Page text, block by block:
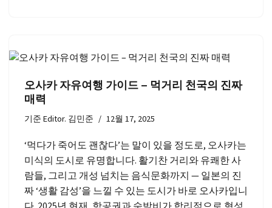
오사카 자유여행 가이드 – 먹거리 천국의 진짜
매력
기준Editor. 김민준 12월 17, 2025
‘먹다가 죽어도 괜찮다’는 말이 있을 정도로, 오사카는
미식의 도시로 유명합니다. 활기찬 거리와 유쾌한 사
람들, 그리고 개성 넘치는 음식문화까지 — 일본의 진
짜 ‘생활 감성’을 느낄 수 있는 도시가 바로 오사카입니